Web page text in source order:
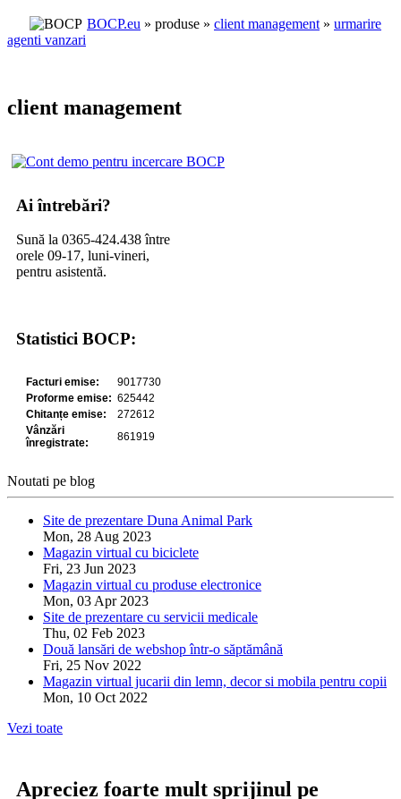
BOCP.eu » produse » client management » urmarire
agenti vanzari
client management
Ai întrebări?
Sună la 0365-424.438 între
orele 09-17, luni-vineri,
pentru asistentă.
Statistici BOCP:
Noutati pe blog
Site de prezentare Duna Animal Park
Mon, 28 Aug 2023
Magazin virtual cu biciclete
Fri, 23 Jun 2023
Magazin virtual cu produse electronice
Mon, 03 Apr 2023
Site de prezentare cu servicii medicale
Thu, 02 Feb 2023
Două lansări de webshop într-o săptămână
Fri, 25 Nov 2022
Magazin virtual jucarii din lemn, decor si mobila pentru copii
Mon, 10 Oct 2022
Vezi toate
Apreciez foarte mult sprijinul pe